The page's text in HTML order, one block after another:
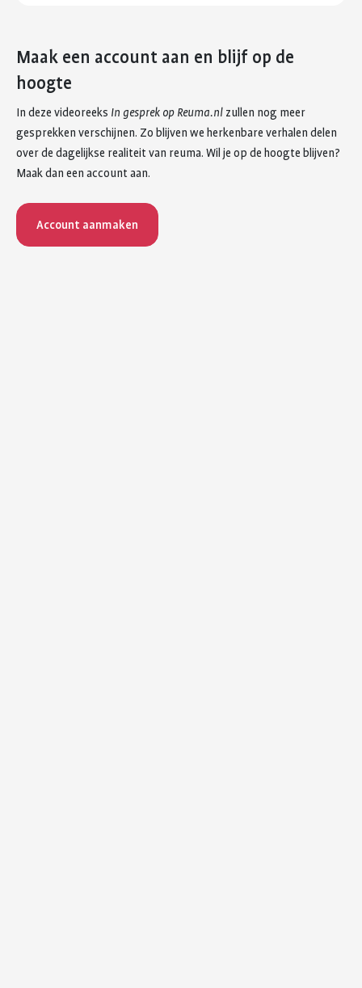
Maak een account aan en blijf op de
hoogte
In deze videoreeks In gesprek op Reuma.nl zullen nog meer
gesprekken verschijnen. Zo blijven we herkenbare verhalen delen
over de dagelijkse realiteit van reuma. Wil je op de hoogte blijven?
Maak dan een account aan.
Account aanmaken